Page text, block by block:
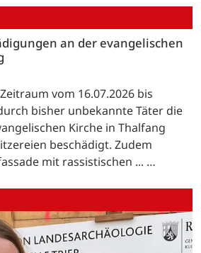
an der evangelischen
vom 16.07.2026 bis
bisher unbekannte Täter die
Kirche in Thalfang
beschädigt. Zudem
mit rassistischen ... …